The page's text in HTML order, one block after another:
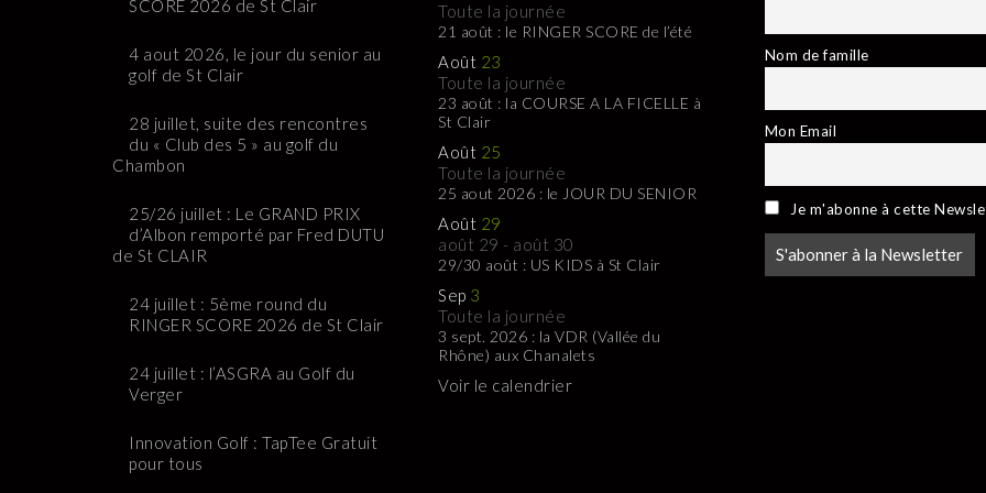
SCORE 2026 de St Clair
4 aout 2026, le jour du senior au
golf de St Clair
28 juillet, suite des rencontres
du « Club des 5 » au golf du
Chambon
25/26 juillet : Le GRAND PRIX
d’Albon remporté par Fred DUTU
de St CLAIR
24 juillet : 5ème round du
RINGER SCORE 2026 de St Clair
24 juillet : l’ASGRA au Golf du
Verger
Innovation Golf : TapTee Gratuit
pour tous
Toute la journée
21 août : le RINGER SCORE de l’été
Août 23
Toute la journée
23 août : la COURSE A LA FICELLE à
St Clair
Août 25
Toute la journée
25 aout 2026 : le JOUR DU SENIOR
Août 29
août 29 - août 30
29/30 août : US KIDS à St Clair
Sep 3
Toute la journée
3 sept. 2026 : la VDR (Vallée du
Rhône) aux Chanalets
Voir le calendrier
Nom de famille
Mon Email
Je m'abonne à cette